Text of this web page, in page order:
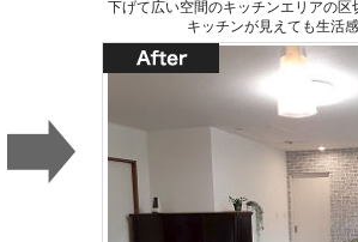
下げて広い空間のキッチンエリアの区
キッチンが見えても生活